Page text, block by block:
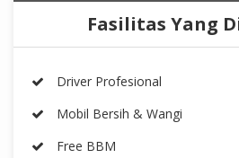
Fasilitas Yang
Driver Profesional
Mobil Bersih & Wangi
Free BBM